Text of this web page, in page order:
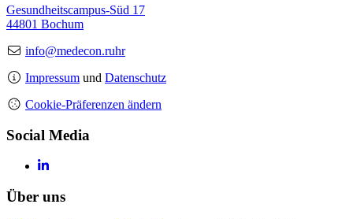
Gesundheitscampus-Süd 17
44801 Bochum
info@medecon.ruhr
Impressum und Datenschutz
Cookie-Präferenzen ändern
Social Media
Über uns